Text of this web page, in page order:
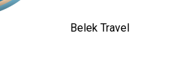
Belek Travel